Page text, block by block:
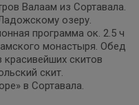
Валаам из Сортавала.
озеру.
программа ок. 2.5 ч
монастыря. Обед
красивейших скитов
скит.
в Сортавала.